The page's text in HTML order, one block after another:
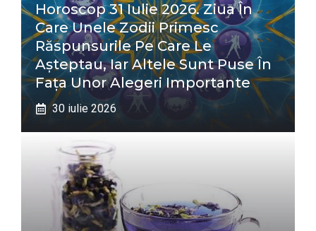
Horoscop 31 Iulie 2026. Ziua În
Care Unele Zodii Primesc
Răspunsurile Pe Care Le
Așteptau, Iar Altele Sunt Puse În
Fața Unor Alegeri Importante
30 iulie 2026